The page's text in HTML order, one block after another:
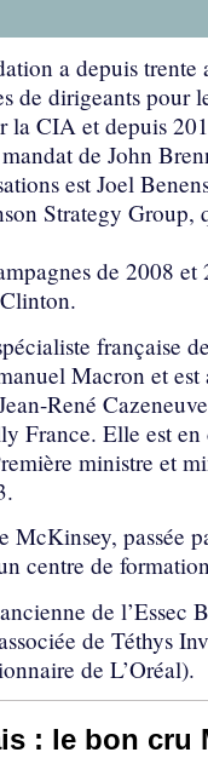
a depuis trente
de dirigeants
la CIA et depuis
de John
est Joel
Strategy Group,
de 2008
française
Macron et
René
France. Elle est
ministre et
passée
centre de
de l’Essec
de Téthys
de L’Oréal).
: le bon cru